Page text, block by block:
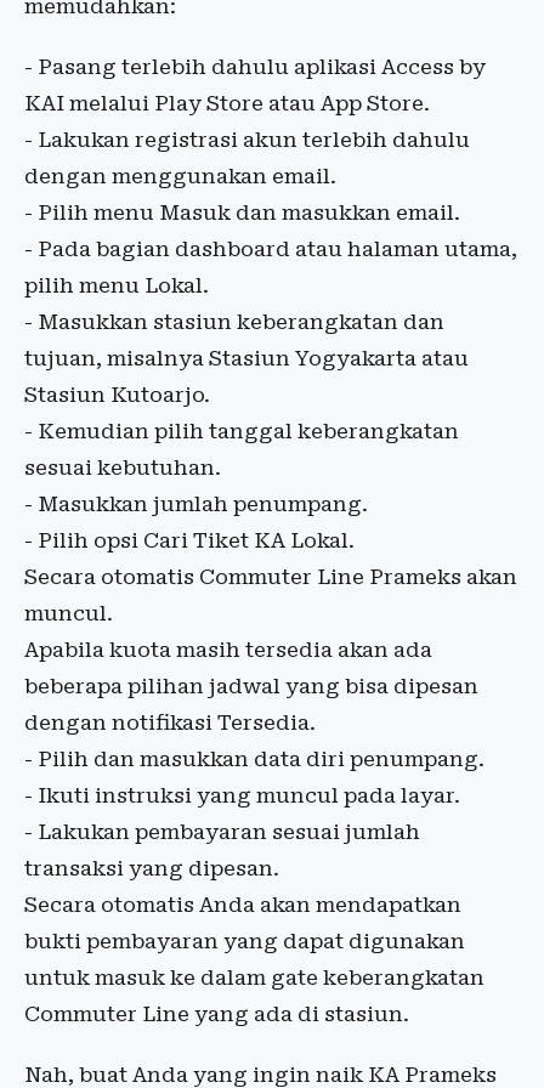
memudahkan:
- Pasang terlebih dahulu aplikasi Access by
KAI melalui Play Store atau App Store.
- Lakukan registrasi akun terlebih dahulu
dengan menggunakan email.
- Pilih menu Masuk dan masukkan email.
- Pada bagian dashboard atau halaman utama,
pilih menu Lokal.
- Masukkan stasiun keberangkatan dan
tujuan, misalnya Stasiun Yogyakarta atau
Stasiun Kutoarjo.
- Kemudian pilih tanggal keberangkatan
sesuai kebutuhan.
- Masukkan jumlah penumpang.
- Pilih opsi Cari Tiket KA Lokal.
Secara otomatis Commuter Line Prameks akan
muncul.
Apabila kuota masih tersedia akan ada
beberapa pilihan jadwal yang bisa dipesan
dengan notifikasi Tersedia.
- Pilih dan masukkan data diri penumpang.
- Ikuti instruksi yang muncul pada layar.
- Lakukan pembayaran sesuai jumlah
transaksi yang dipesan.
Secara otomatis Anda akan mendapatkan
bukti pembayaran yang dapat digunakan
untuk masuk ke dalam gate keberangkatan
Commuter Line yang ada di stasiun.
Nah, buat Anda yang ingin naik KA Prameks